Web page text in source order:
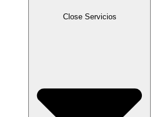
Close Servicios